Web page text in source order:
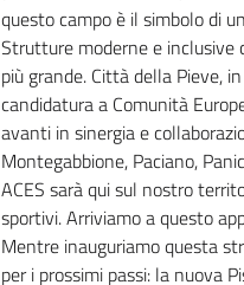
questo campo è il simbolo di
Strutture moderne e inclusive
più grande. Città della Pieve,
candidatura a Comunità
avanti in sinergia e
Montegabbione, Paciano,
ACES sarà qui sul nostro
sportivi. Arriviamo a questo
Mentre inauguriamo questa
per i prossimi passi: la nuova